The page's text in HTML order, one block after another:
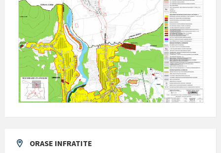
ORASE INFRATITE